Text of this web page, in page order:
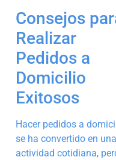
Consejos
Realizar
Pedidos a
Domicilio
Exitosos
Hacer pedidos a
se ha convertido en una
actividad cotidiana,